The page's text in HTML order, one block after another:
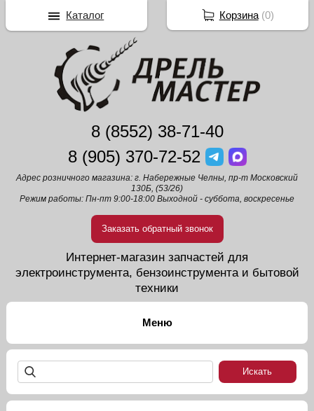
8 (8552) 38-71-40
8 (905) 370-72-52
Адрес розничного магазина: г. Набережные Челны, пр-т Московский
130Б, (53/26)
Режим работы: Пн-пт 9:00-18:00 Выходной - суббота, воскресенье
Заказать обратный звонок
Интернет-магазин запчастей для
электроинструмента, бензоинструмента и бытовой
техники
Корзина(0)
Каталог